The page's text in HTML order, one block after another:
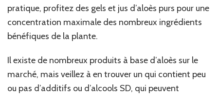
pratique, profitez des gels et jus d’aloès purs pour une
concentration maximale des nombreux ingrédients
bénéfiques de la plante.
Il existe de nombreux produits à base d’aloès sur le
marché, mais veillez à en trouver un qui contient peu
ou pas d’additifs ou d’alcools SD, qui peuvent